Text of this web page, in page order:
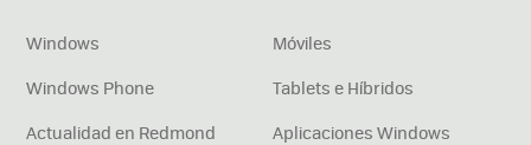
Windows
Móviles
Windows Phone
Tablets e Híbridos
Actualidad en Redmond
Aplicaciones Windows